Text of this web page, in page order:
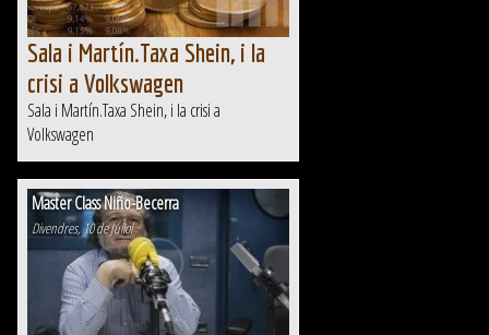
Sala i Martín.Taxa Shein, i la
crisi a Volkswagen
Sala i Martín.Taxa Shein, i la crisi a
Volkswagen
Master Class Niño-Becerra
Divendres, 10 de Juliol